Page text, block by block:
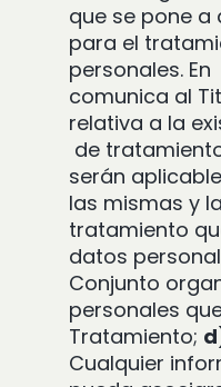
que se pone a
para el
personales. En
comunica al
relativa a la
de
serán
las mismas y
tratamiento
datos
Conjunto
personales
Tratamiento;
Cualquier